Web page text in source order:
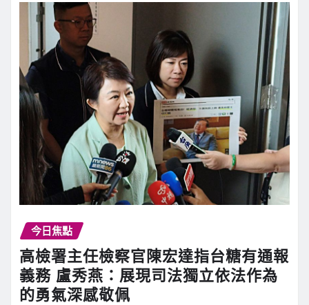
今日焦點
高檢署主任檢察官陳宏達指台糖有通報
義務 盧秀燕：展現司法獨立依法作為
的勇氣深感敬佩